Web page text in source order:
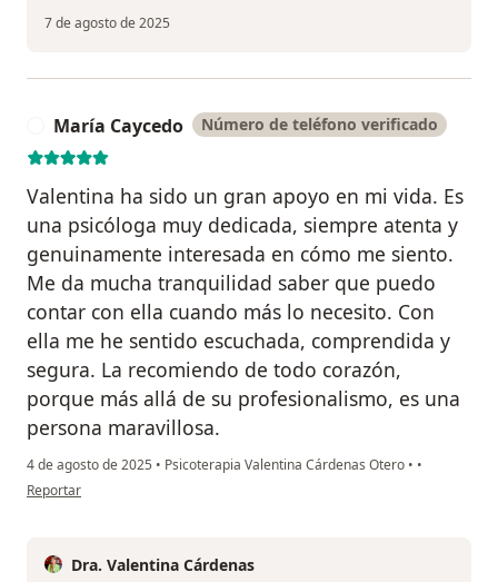
7 de agosto de 2025
María Caycedo Número de teléfono verificado
Valentina ha sido un gran apoyo en mi vida. Es
una psicóloga muy dedicada, siempre atenta y
genuinamente interesada en cómo me siento.
Me da mucha tranquilidad saber que puedo
contar con ella cuando más lo necesito. Con
ella me he sentido escuchada, comprendida y
segura. La recomiendo de todo corazón,
porque más allá de su profesionalismo, es una
persona maravillosa.
4 de agosto de 2025 • Psicoterapia Valentina Cárdenas Otero • •
en opinión del usuario María Caycedo
Reportar
Dra. Valentina Cárdenas